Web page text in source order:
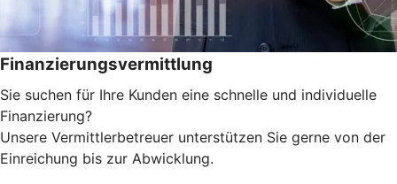
Finanzierungsvermittlung
Sie suchen für Ihre Kunden eine schnelle und individuelle
Finanzierung?
Unsere Vermittlerbetreuer unterstützen Sie gerne von der
Einreichung bis zur Abwicklung.